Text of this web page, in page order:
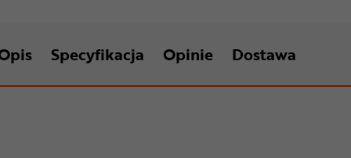
Specyfikacja Opinie Dostawa